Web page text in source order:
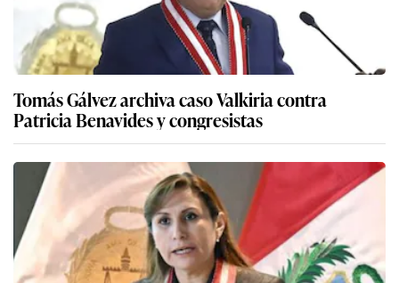
Tomás Gálvez archiva caso Valkiria contra
Patricia Benavides y congresistas